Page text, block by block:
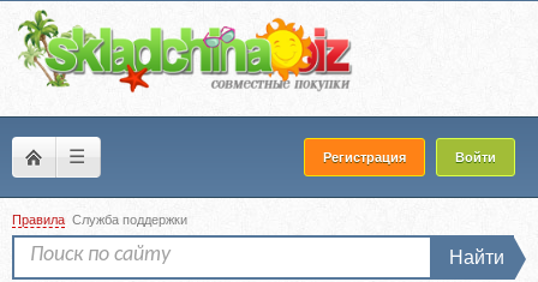
☰ Регистрация Войти
Правила Служба поддержки
Найти